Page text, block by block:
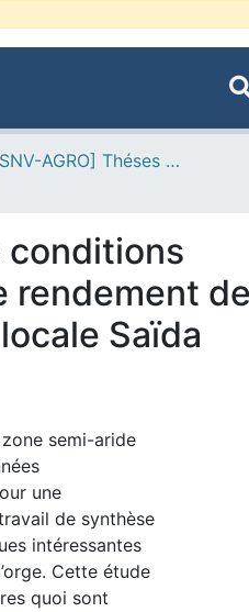
- [FSNV-AGRO] Théses de Master II
conditions
rendement
Saïda
semi-aride
une
de synthèse
intéressantes
Cette étude
quoi sont